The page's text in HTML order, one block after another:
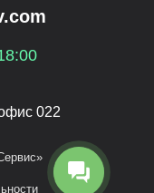
022